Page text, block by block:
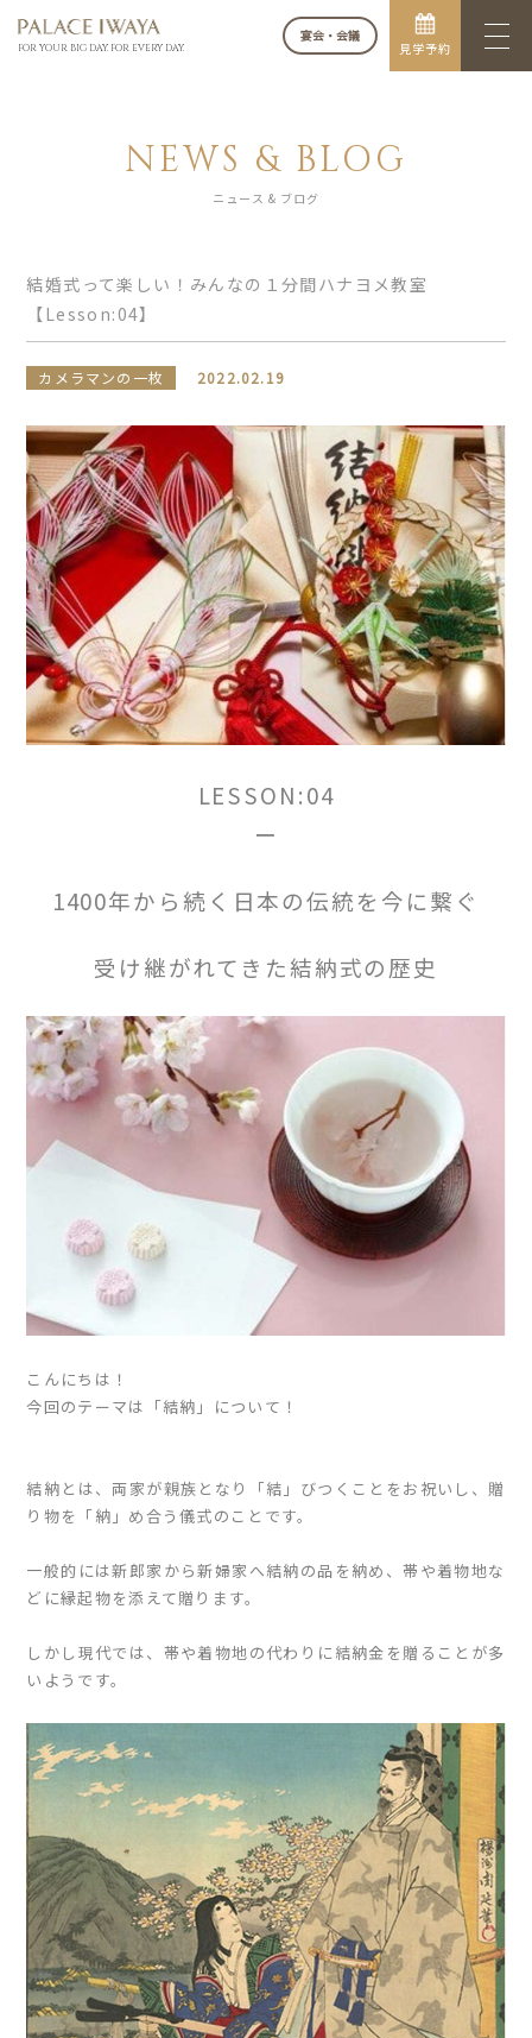
FOR YOUR BIG DAY. FOR EVERY DAY.
宴会・会議
見学予約
NEWS & BLOG
ニュース & ブログ
結婚式って楽しい！みんなの１分間ハナヨメ教室
【Lesson:04】
カメラマンの一枚 2022.02.19
LESSON:04
ー
1400年から続く日本の伝統を今に繋ぐ
受け継がれてきた結納式の歴史
こんにちは！
今回のテーマは「結納」について！
結納とは、両家が親族となり「結」びつくことをお祝いし、贈
り物を「納」め合う儀式のことです。
一般的には新郎家から新婦家へ結納の品を納め、帯や着物地な
どに縁起物を添えて贈ります。
しかし現代では、帯や着物地の代わりに結納金を贈ることが多
いようです。